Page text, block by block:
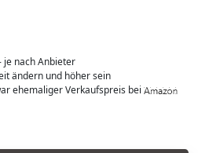
nach Anbieter
ändern und höher sein
ehemaliger Verkaufspreis bei